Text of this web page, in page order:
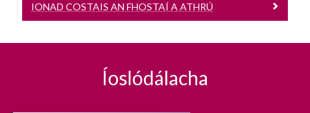
IONAD COSTAIS AN FHOSTAÍ A ATHRÚ
Íoslódálacha